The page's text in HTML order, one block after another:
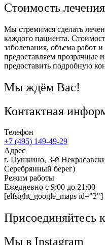
Стоимость
Мы стремимся сделать
каждого пациента.
заболевания, объема
предоставляем прозрачные
предоставить подробную
Мы ждём Вас!
Контактная
Телефон
+7 (495) 149-49-29
Адрес
г. Пушкино, 3-й
Серебрянный берег)
Режим работы
Ежедневно с 9:00 до 21:00
[elfsight_google_maps id="2"]
Присоединяйтесь
Мы в Instagram